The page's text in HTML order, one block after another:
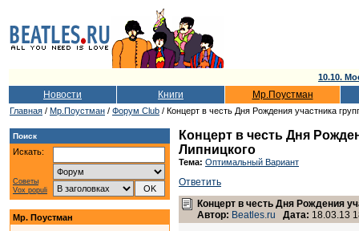
10.10.
Новости Книги Мр.Поустман
Главная / Мр.Поустман / Форум Club / Концерт в честь Дня Рождения участника
Поиск
Искать:
Советы
Vox populi
Мр. Поустман
Концерт в честь Дня
Липницкого
Тема: Оптимальный Вариант
Ответить
Концерт в честь Дня Рождения
Автор: Beatles.ru Дата: 18.03.13